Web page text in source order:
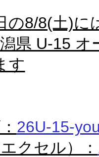
の8/8(土)に
潟県 U-15
す
26U-15-
クセル）：